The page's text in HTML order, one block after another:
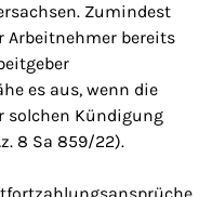
Zumindest
Arbeitnehmer bereits
es aus, wenn die
solchen Kündigung
8 Sa 859/22).